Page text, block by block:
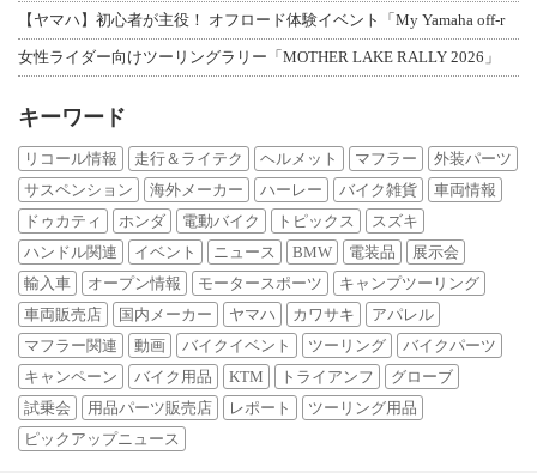
【ヤマハ】初心者が主役！ オフロード体験イベント「My Yamaha off-r
女性ライダー向けツーリングラリー「MOTHER LAKE RALLY 2026」
キーワード
リコール情報 走行＆ライテク ヘルメット マフラー
外装パーツ
サスペンション
海外メーカー ハーレー バイク雑貨
車両情報
ドゥカティ
ホンダ 電動バイク トピックス
スズキ
ハンドル関連
イベント ニュース BMW 電装品
展示会
輸入車
オープン情報 モータースポーツ
キャンプツーリング
車両販売店
国内メーカー ヤマハ カワサキ
アパレル
マフラー関連
動画 バイクイベント ツーリング
バイクパーツ
キャンペーン
バイク用品 KTM トライアンフ
グローブ
試乗会
用品パーツ販売店 レポート
ツーリング用品
ピックアップニュース